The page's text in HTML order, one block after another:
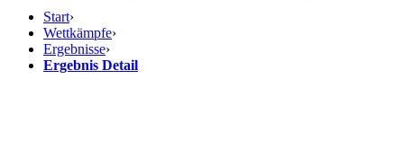
Start›
Wettkämpfe›
Ergebnisse›
Ergebnis Detail